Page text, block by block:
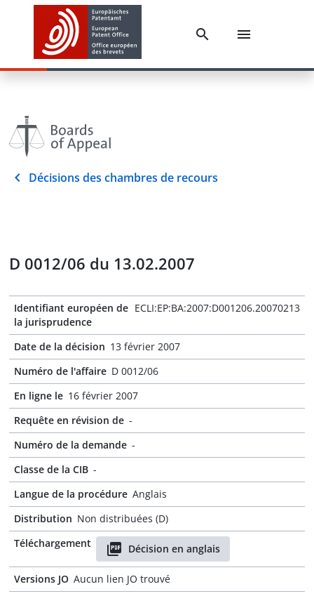
Décisions des chambres de recours
D 0012/06 du 13.02.2007
Identifiant européen de
la jurisprudence
ECLI:EP:BA:2007:D001206.20070213
Date de la décision 13 février 2007
Numéro de l'affaire D 0012/06
En ligne le 16 février 2007
Requête en révision de -
Numéro de la demande -
Classe de la CIB -
Langue de la procédure Anglais
Distribution Non distribuées (D)
Téléchargement
Décision en anglais
Versions JO Aucun lien JO trouvé